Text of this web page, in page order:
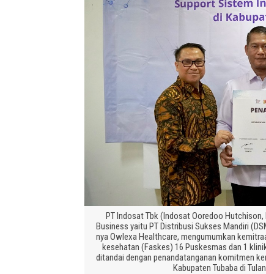
PT Indosat Tbk (Indosat Ooredoo
Business yaitu PT Distribusi Sukses Mandiri
nya Owlexa Healthcare, mengumumkan
kesehatan (Faskes) 16 Puskesmas dan 1
ditandai dengan penandatanganan komitmen
Kabupaten Tubaba di